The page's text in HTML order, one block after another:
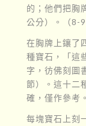
的；他們把胸
公分）。（8-9
在胸牌上鑲了
種寶石，「這
字，彷佛刻圖
節）。這十二
確，僅作參考。
每塊寶石上刻